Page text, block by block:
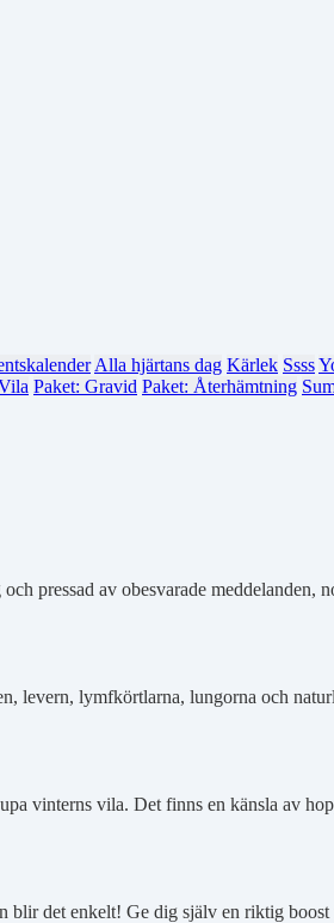
Alla hjärtans dag Kärlek Ssss
Paket: Gravid Paket: Återhämtning
pressad av obesvarade meddelanden,
levern, lymfkörtlarna, lungorna och
vinterns vila. Det finns en känsla av
blir det enkelt! Ge dig själv en riktig